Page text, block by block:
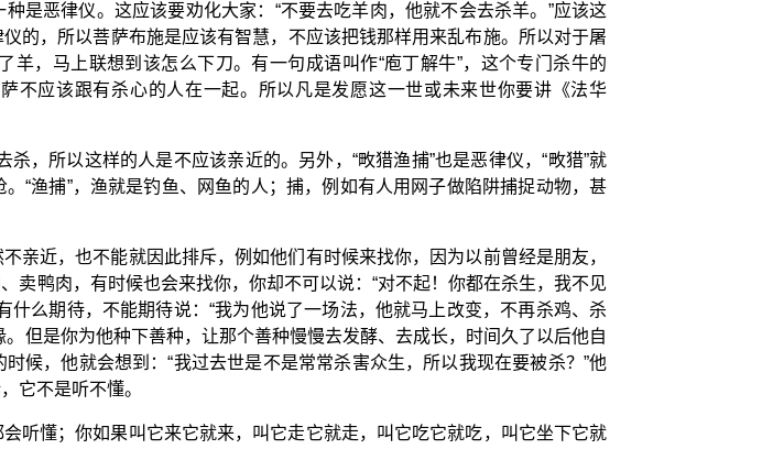
是恶律仪。这应该要劝化大家：“不要去吃羊肉，他就不会去杀羊。”应该这
的，所以菩萨布施是应该有智慧，不应该把钱那样用来乱布施。所以对于屠
，马上联想到该怎么下刀。有一句成语叫作“庖丁解牛”，这个专门杀牛的
不应该跟有杀心的人在一起。所以凡是发愿这一世或未来世你要讲《法华
，所以这样的人是不应该亲近的。另外，“畋猎渔捕”也是恶律仪，“畋猎”就
“渔捕”，渔就是钓鱼、网鱼的人；捕，例如有人用网子做陷阱捕捉动物，甚
亲近，也不能就因此排斥，例如他们有时候来找你，因为以前曾经是朋友，
卖鸭肉，有时候也会来找你，你却不可以说：“对不起！你都在杀生，我不见
么期待，不能期待说：“我为他说了一场法，他就马上改变，不再杀鸡、杀
但是你为他种下善种，让那个善种慢慢去发酵、去成长，时间久了以后他自
候，他就会想到：“我过去世是不是常常杀害众生，所以我现在要被杀？”他
它不是听不懂。
听懂；你如果叫它来它就来，叫它走它就走，叫它吃它就吃，叫它坐下它就